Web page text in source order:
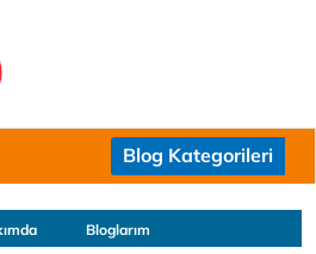
Blog Kategorileri
Bloglarım